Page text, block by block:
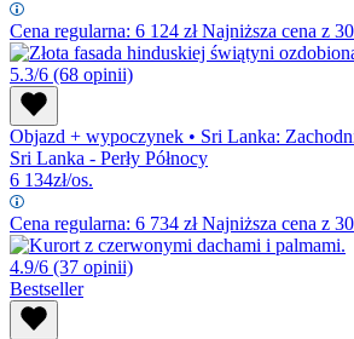
Cena regularna: 6 124 złNajniższa cena z
5.3/6 (68 opinii)
Objazd + wypoczynek • Sri Lanka:
Sri Lanka - Perły Północy
6 134zł/os.
Cena regularna: 6 734 złNajniższa cena z
4.9/6 (37 opinii)
Bestseller